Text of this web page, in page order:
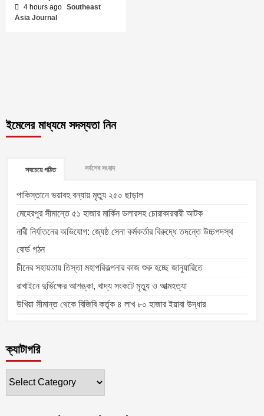
4 hours ago Southeast
Asia Journal
ইমেলের মাধ্যমে সদস্যতা নিন
সবচেয়ে পঠিত সর্বশেষ সংবাদ
পাকিস্তানে ভয়াবহ বন্যায় মৃত্যু ২৫০ ছাড়াল
মেহেরপুর সীমান্তে ৫১ হাজার মার্কিন ডলারসহ চোরাকারবারী আটক
নারী নির্যাতনের অভিযোগ: জ্যেষ্ঠ সেনা কর্মকর্তার বিরুদ্ধে তদন্তে উচ্চপদস্থ
বোর্ড গঠন
চীনের সহায়তায় তিস্তা মহাপরিকল্পনার কাজ শুরু হচ্ছে জানুয়ারিতে
রাখাইনে দুর্ভিক্ষের আশঙ্কা, খাদ্য সংকটে মৃত্যু ও আত্মহত্যা
উখিয়া সীমান্ত থেকে বিজিবি কর্তৃক ৪ লাখ ৮০ হাজার ইয়াবা উদ্ধার
ক্যাটাগরি